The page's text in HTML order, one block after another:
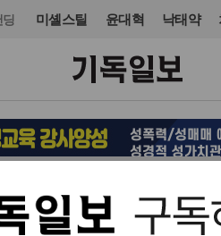
미셸스틸 윤대혁 낙태약